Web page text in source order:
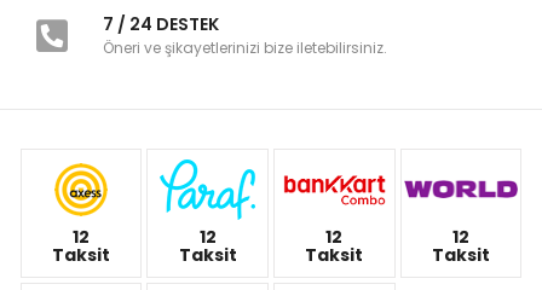
7 / 24 DESTEK
Öneri ve şikayetlerinizi bize iletebilirsiniz.
12
Taksit
12
Taksit
12
Taksit
12
Taksit